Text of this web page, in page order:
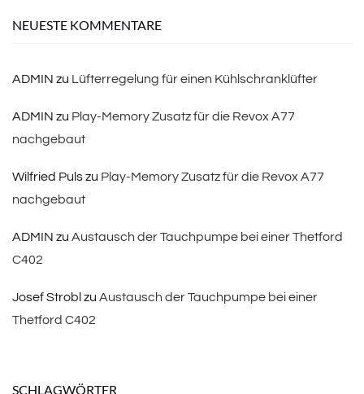
NEUESTE KOMMENTARE
ADMIN zu Lüfterregelung für einen Kühlschranklüfter
ADMIN zu Play-Memory Zusatz für die Revox A77
nachgebaut
Wilfried Pulszu Play-Memory Zusatz für die Revox A77
nachgebaut
ADMIN zu Austausch der Tauchpumpe bei einer Thetford
C402
Josef Strobl zu Austausch der Tauchpumpe bei einer
Thetford C402
SCHLAGWÖRTER